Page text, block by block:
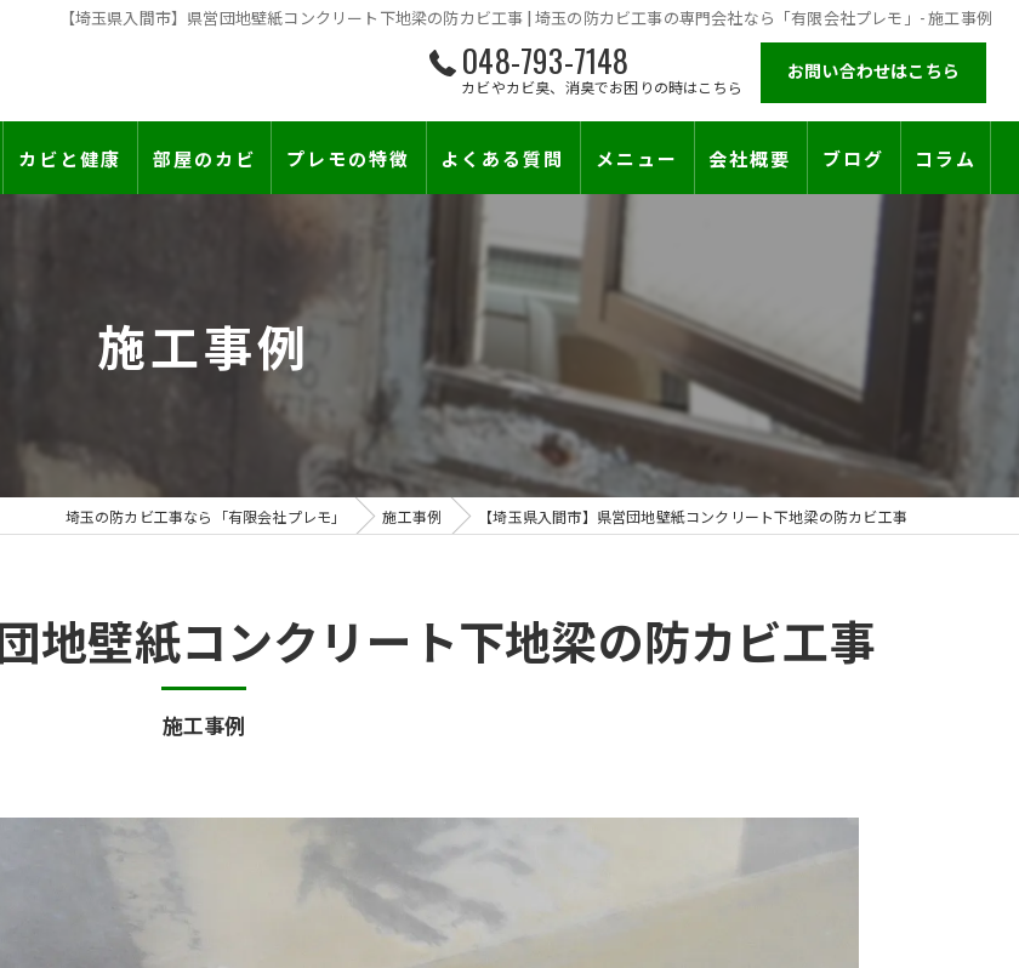
【埼玉県入間市】県営団地壁紙コンクリート下地梁の防カビ工事 | 埼玉の防カビ工事の専門会社なら「有限会社プレモ」- 施工事例
048-793-7148
カビやカビ臭、消臭でお困りの時はこちら
お問い合わせはこちら
カビと健康 部屋のカビ
壁紙下地防カビ工事
壁紙カビ・壁紙下地のカビ
カビ臭い部屋
砂壁・珪藻土のカビ
プレモの特徴
建築中のカビ
漏水事故のカビ
コンクリートのカビ
部屋の除菌消臭
よくある質問 メニュー 会社概要 ブログ コラム
施工事例
埼玉の防カビ工事なら「有限会社プレモ」 施工事例 【埼玉県入間市】県営団地壁紙コンクリート下地梁の防カビ工事
施工事例
地壁紙コンクリート下地梁の防カビ工事